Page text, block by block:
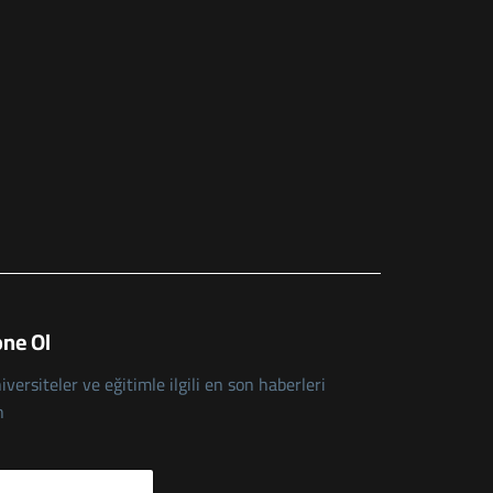
Ol
ve eğitimle ilgili en son haberleri